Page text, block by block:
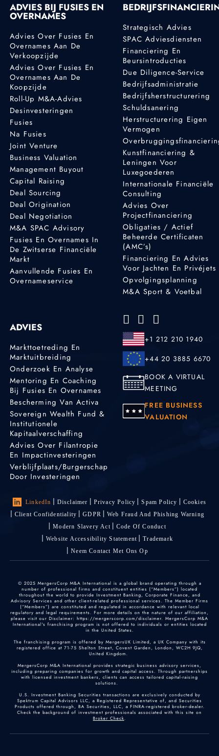
ADVIES BIJ FUSIES EN
OVERNAMES
Advies Over Fusies En
Overnames Aan De
Verkoopzijde
Advies Over Fusies En
Overnames Aan De
Koopzijde
Roll-Up M&A-Advies
Desinvesteringen
Fusies
Na Fusies
Joint Venture
Business Valuation
Management Buyout
Capital Raising
Deal Sourcing
Deal Origination
Deal Negotiation
M&A SPAC Advisory
Fusies En Overnames In
De Zwitserse Financiële
Markt
Aanvullende Fusies En
Overnameservice
Strategisch Advies
SPAC Adviesdiensten
Financiering En
Beursintroducties
Due Diligence-Service
Bedrijfsadministratie
Bedrijfsherstructurering
Schuldsanering
Herstructurering Eigen
Vermogen
Kunstfinanciering &
Leningen Voor
Luxegoederen
Internationale Financiële
Consulting
Advies Over
Projectfinanciering
Obligaties / Actief
Beheerde Certificaten
(AMC’s)
Financiering En Advies
Voor Jachten En Privéjets
Opvolgingsplanning
M&A Sport & Voetbal
ADVIES
Markttoetreding En
Marktuitbreiding
Onderzoek En Analyse
Mentoring En Coaching
Bij Fusies En Overnames
Bescherming Van Activa
Sovereign Wealth Fund &
Institutionele
Kapitaalverschaffing
Advies Over Filantropie
En Impactinvesteringen
Verblijfplaats/burgerschap
Door Investeringen
+1 212 210 1940
+44 20 3885 6670
BOOK A VIRTUAL
MEETING
FREE BUSINESS
VALUATION
LinkedIn Disclaimer Privacy Policy Spam Policy
Cookies
Client Confidentiality
GDPR
Web Fraud And Phishing Warning
Modern Slavery Act
Code Of Conduct
Website Accessibility Statement
Trademark
Neem Contact Met Ons Op
© 2025 MergersCorp M&A International is a global brand operating through a
number of professional firms and constituent entities (“Members”) located
throughout the world to provide Investment Banking, Corporate Finance, and
Advisory Services and other client-related professional services. The Member Firms
(“Members”) are constituted and regulated in accordance with relevant local
regulatory and legal requirements. For more details on the nature of our affiliation,
please visit our Disclaimer: https://mergerscorp.com/disclaimer. MergersCorp M&A
International's franchising program is not offered to individuals or entities located
in the United States.
The franchising program is offered by MergersUK Limited, a UK Company with its
registered office at 71-75 Shelton Street, Covent Garden, London, WC2H 9JQ,
United Kingdom.
MergersCorp M&A International provides strategic business advisory services,
including preparing companies for growth and capital access. Through partnerships
with licensed investment bankers, clients can access tailored capital-raising
solutions.
U.S. Investment Banking Securities transactions are exclusively conducted by
Spektrum Capital Advisors LLC, a Registered Representative of, and Securities
Products offered through, BA Securities, LLC, a FINRA-registered broker-dealer.
Check the background of investment professionals associated with this site on
Broker Check.